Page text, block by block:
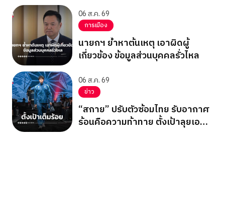
06 ส.ค. 69
การเมือง
นายกฯ ย้ำหาต้นเหตุ เอาผิดผู้
เกี่ยวข้อง ข้อมูลส่วนบุคคลรั่วไหล
06 ส.ค. 69
ข่าว
“สกาย” ปรับตัวซ้อมไทย รับอากาศ
ร้อนคือความท้าทาย ตั้งเป้าลุยเอ